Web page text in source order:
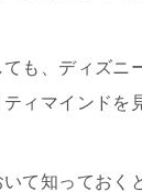
も、ディズニ
ィマインドを
て知っておく